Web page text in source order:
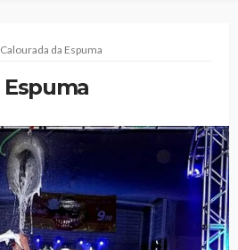
Calourada da Espuma
Espuma